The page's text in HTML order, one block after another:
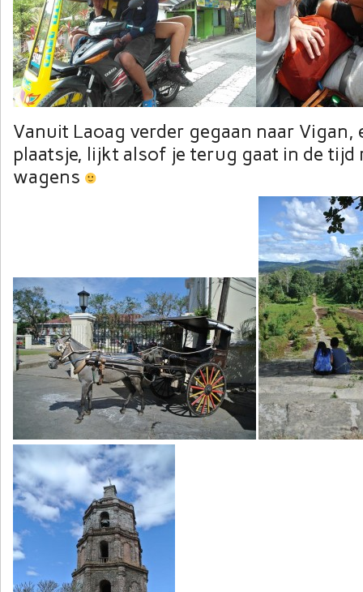
Vanuit Laoag verder gegaan naar Vigan,
plaatsje, lijkt alsof je terug gaat in de tijd
wagens